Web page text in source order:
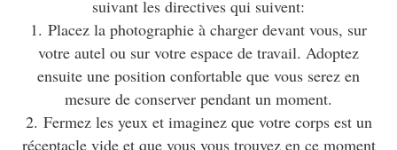
suivant les directives qui suivent:
1. Placez la photographie à charger devant vous, sur
votre autel ou sur votre espace de travail. Adoptez
ensuite une position confortable que vous serez en
mesure de conserver pendant un moment.
2. Fermez les yeux et imaginez que votre corps est un
réceptacle vide et que vous vous trouvez en ce moment